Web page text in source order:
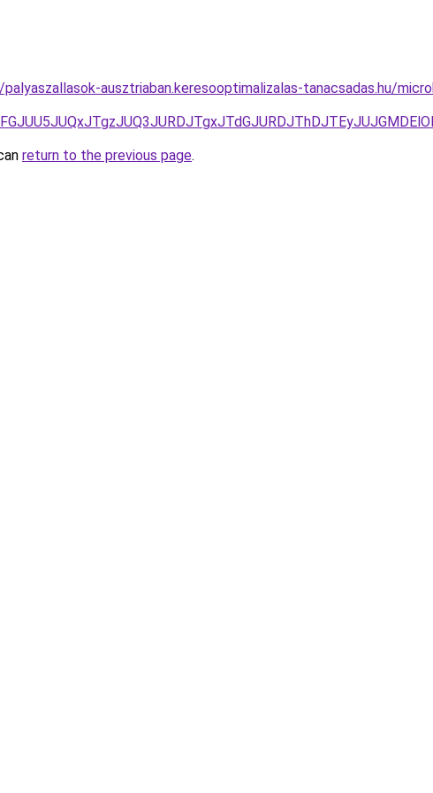
ausztriaban.keresooptimalizalas-tanacsadas.hu/
return to the previous page.